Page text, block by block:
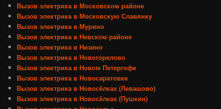
Вызов электрика в Московском районе
Вызов электрика в Московскую Славянку
Вызов электрика в Мурино
Вызов электрика в Невском районе
Вызов электрика в Низино
Вызов электрика в Новогорелово
Вызов электрика в Новом Петергофе
Вызов электрика в Новосаратовке
Вызов электрика в Новосёлках (Левашово)
Вызов электрика в Новосёлках (Пушкин)